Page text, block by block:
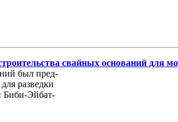
свайных оснований для
был пред-
разведки
Биби-Эйбат-